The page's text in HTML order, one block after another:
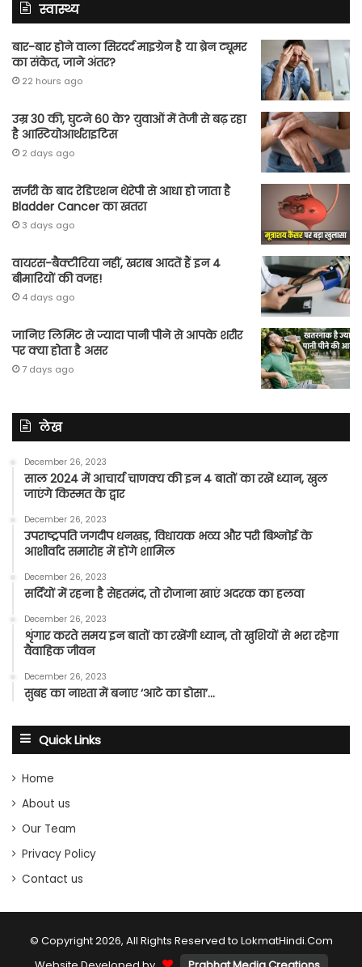
स्वास्थ्य
बार-बार होने वाला सिरदर्द माइग्रेन है या ब्रेन ट्यूमर
का संकेत, जाने अंतर?
22 hours ago
उम्र 30 की, घुटने 60 के? युवाओं में तेजी से बढ़ रहा
है आस्टियोआर्थराइटिस
2 days ago
सर्जरी के बाद रेडिएशन थेरेपी से आधा हो जाता है
Bladder Cancer का खतरा
3 days ago
वायरस-बैक्टीरिया नहीं, खराब आदतें हैं इन 4
बीमारियों की वजह!
4 days ago
जानिए लिमिट से ज्यादा पानी पीने से आपके शरीर
पर क्या होता है असर
7 days ago
लेख
December 26, 2023
साल 2024 में आचार्य चाणक्य की इन 4 बातों का रखें ध्यान, खुल
जाएंगे किस्मत के द्वार
December 26, 2023
उपराष्ट्रपति जगदीप धनखड़, विधायक भव्य और परी बिश्नोई के
आशीर्वाद समारोह में होंगे शामिल
December 26, 2023
सर्दियों में रहना है सेहतमंद, तो रोजाना खाएं अदरक का हलवा
December 26, 2023
शृंगार करते समय इन बातों का रखेंगी ध्यान, तो खुशियों से भरा रहेगा
वैवाहिक जीवन
December 26, 2023
सुबह का नाश्ता में बनाए ‘आटे का डोसा’…
Quick Links
Home
About us
Our Team
Privacy Policy
Contact us
© Copyright 2026, All Rights Reserved to LokmatHindi.Com